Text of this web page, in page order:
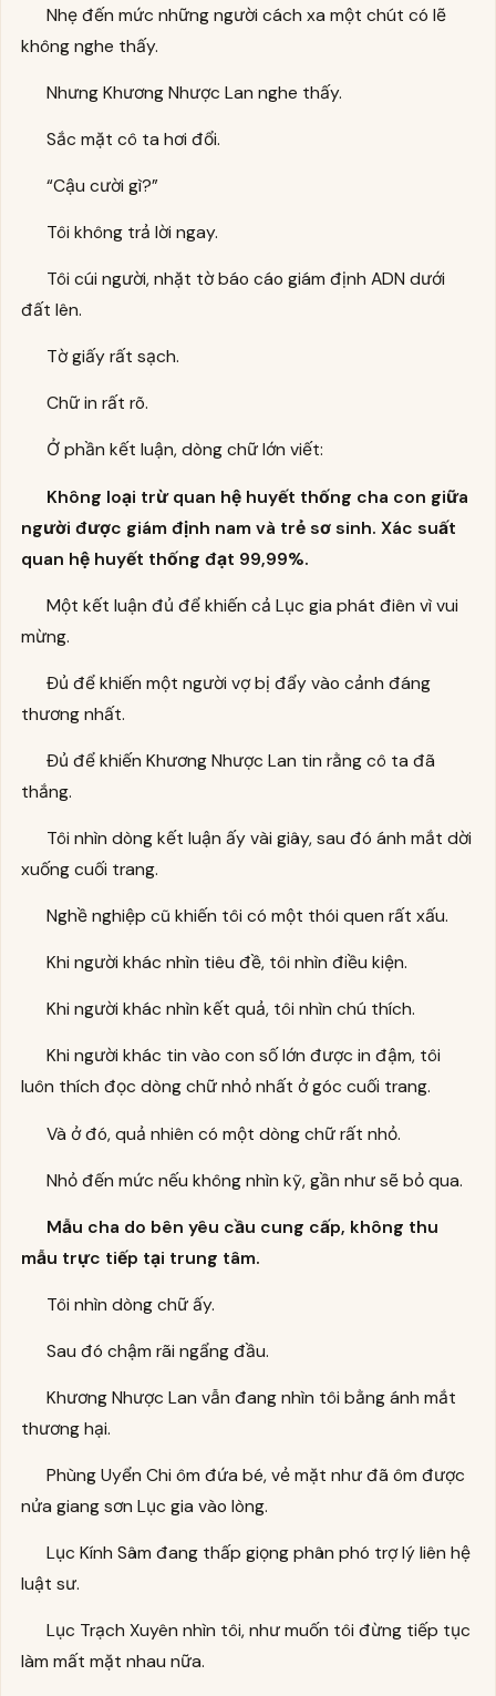
Nhẹ đến mức những người cách xa một chút có lẽ
không nghe thấy.
Nhưng Khương Nhược Lan nghe thấy.
Sắc mặt cô ta hơi đổi.
“Cậu cười gì?”
Tôi không trả lời ngay.
Tôi cúi người, nhặt tờ báo cáo giám định ADN dưới
đất lên.
Tờ giấy rất sạch.
Chữ in rất rõ.
Ở phần kết luận, dòng chữ lớn viết:
Không loại trừ quan hệ huyết thống cha con giữa
người được giám định nam và trẻ sơ sinh. Xác suất
quan hệ huyết thống đạt 99,99%.
Một kết luận đủ để khiến cả Lục gia phát điên vì vui
mừng.
Đủ để khiến một người vợ bị đẩy vào cảnh đáng
thương nhất.
Đủ để khiến Khương Nhược Lan tin rằng cô ta đã
thắng.
Tôi nhìn dòng kết luận ấy vài giây, sau đó ánh mắt dời
xuống cuối trang.
Nghề nghiệp cũ khiến tôi có một thói quen rất xấu.
Khi người khác nhìn tiêu đề, tôi nhìn điều kiện.
Khi người khác nhìn kết quả, tôi nhìn chú thích.
Khi người khác tin vào con số lớn được in đậm, tôi
luôn thích đọc dòng chữ nhỏ nhất ở góc cuối trang.
Và ở đó, quả nhiên có một dòng chữ rất nhỏ.
Nhỏ đến mức nếu không nhìn kỹ, gần như sẽ bỏ qua.
Mẫu cha do bên yêu cầu cung cấp, không thu
mẫu trực tiếp tại trung tâm.
Tôi nhìn dòng chữ ấy.
Sau đó chậm rãi ngẩng đầu.
Khương Nhược Lan vẫn đang nhìn tôi bằng ánh mắt
thương hại.
Phùng Uyển Chi ôm đứa bé, vẻ mặt như đã ôm được
nửa giang sơn Lục gia vào lòng.
Lục Kính Sâm đang thấp giọng phân phó trợ lý liên hệ
luật sư.
Lục Trạch Xuyên nhìn tôi, như muốn tôi đừng tiếp tục
làm mất mặt nhau nữa.